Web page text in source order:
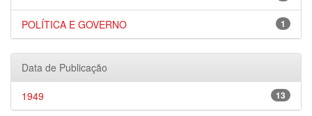
1
POLÍTICA E GOVERNO
Data de Publicação
13
1949